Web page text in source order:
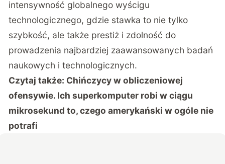
intensywność globalnego wyścigu
technologicznego, gdzie stawka to nie tylko
szybkość, ale także prestiż i zdolność do
prowadzenia najbardziej zaawansowanych badań
naukowych i technologicznych.
Czytaj także: Chińczycy w obliczeniowej
ofensywie. Ich superkomputer robi w ciągu
mikrosekund to, czego amerykański w ogóle nie
potrafi